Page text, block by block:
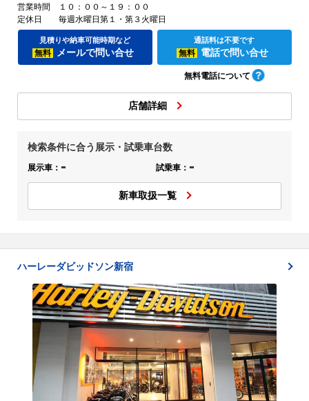
営業時間
１０：００～１９：００
定休日
毎週水曜日第１・第３火曜日
見積りや納車可能時期など
無料 メールで問い合せ
通話料は不要です
無料 電話で問い合せ
無料電話について
店舗詳細
検索条件に合う展示・試乗車台数
展示車： - 試乗車： -
新車取扱一覧
ハーレーダビッドソン新宿